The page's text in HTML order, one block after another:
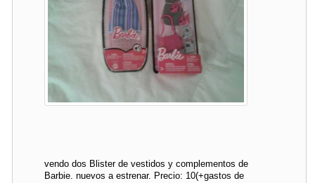
vendo dos Blister de vestidos y complementos de
Barbie. nuevos a estrenar. Precio: 10(+gastos de